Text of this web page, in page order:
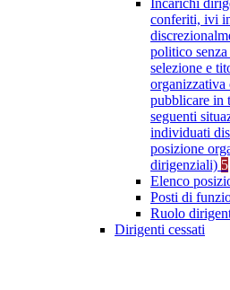
Incarichi
conferiti, ivi
politico
selezione e
pubblicare in
seguenti
individuati
posizione
dirigenziali) 5
Elenco
Posti di
Ruolo
Dirigenti cessati